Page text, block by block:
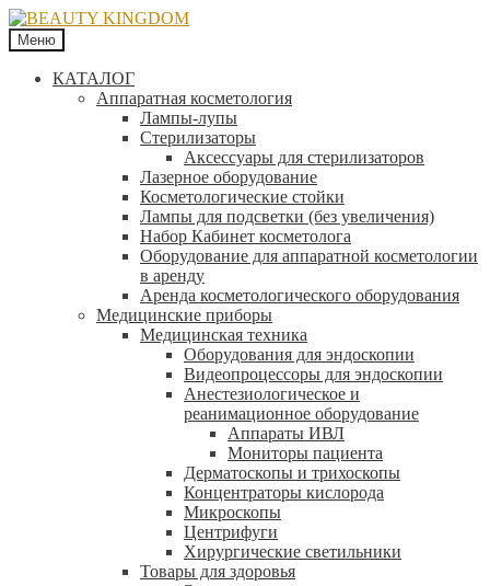
Меню
КАТАЛОГ
Аппаратная косметология
Лампы-лупы
Стерилизаторы
Аксессуары для стерилизаторов
Лазерное оборудование
Косметологические стойки
Лампы для подсветки (без увеличения)
Набор Кабинет косметолога
Оборудование для аппаратной косметологии
в аренду
Аренда косметологического оборудования
Медицинские приборы
Медицинская техника
Оборудования для эндоскопии
Видеопроцессоры для эндоскопии
Анестезиологическое и
реанимационное оборудование
Аппараты ИВЛ
Мониторы пациента
Дерматоскопы и трихоскопы
Концентраторы кислорода
Микроскопы
Центрифуги
Xирургические светильники
Товары для здоровья